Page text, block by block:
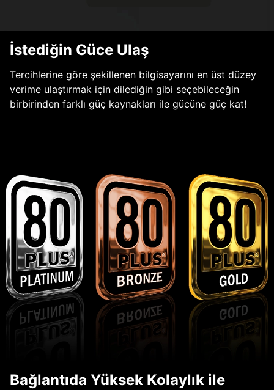
İstediğin Güce Ulaş
Tercihlerine göre şekillenen bilgisayarını en üst düzey
verime ulaştırmak için dilediğin gibi seçebileceğin
birbirinden farklı güç kaynakları ile gücüne güç kat!
Bağlantıda Yüksek Kolaylık ile